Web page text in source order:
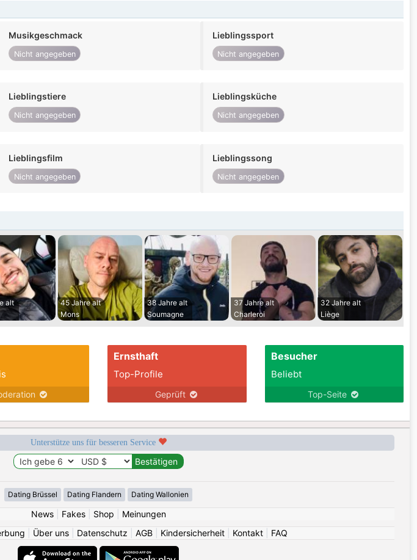
Musikgeschmack
Nicht angegeben
Lieblingssport
Nicht angegeben
Lieblingstiere
Nicht angegeben
Lieblingsküche
Nicht angegeben
Lieblingsfilm
Nicht angegeben
Lieblingssong
Nicht angegeben
alt
45 Jahre alt
Mons
38 Jahre alt
Soumagne
37 Jahre alt
Charleroi
32 Jahre alt
Liège
Ernsthaft
Top-Profile
Geprüft
Besucher
Beliebt
Top-Seite
Unterstütze uns für besseren Service
Dating Brüssel Dating Flandern Dating Wallonien
News| Fakes| Shop
Meinungen
Über uns Datenschutz AGB Kindersicherheit Kontakt FAQ